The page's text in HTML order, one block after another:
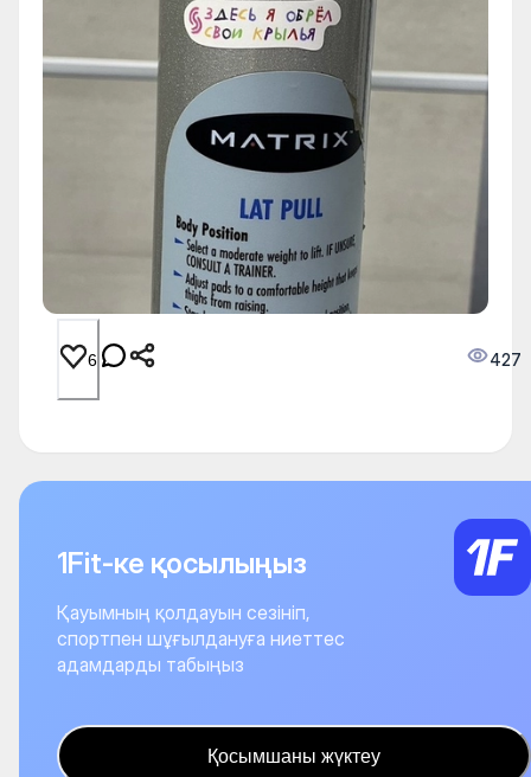
6 427
1Fit-ке қосылыңыз
Қауымның қолдауын сезініп,
спортпен шұғылдануға ниеттес
адамдарды табыңыз
Қосымшаны жүктеу